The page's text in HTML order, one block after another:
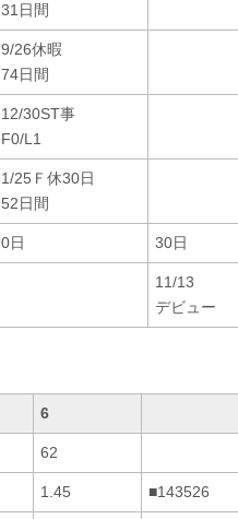
31日間
9/26休暇
74日間
12/30ST事
F0/L1
1/25Ｆ休30日
52日間
0日 30日
11/13
デビュー
6
62
1.45 ■143526